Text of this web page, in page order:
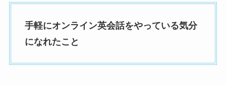
手軽にオンライン英会話をやっている気分
になれたこと